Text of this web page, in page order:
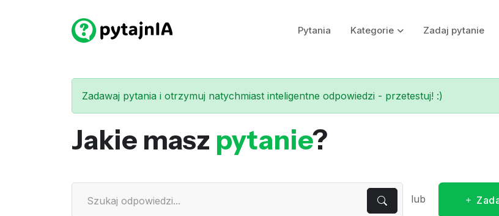
Pytania Kategorie Zadaj pytanie
Zadawaj pytania i otrzymuj natychmiast inteligentne odpowiedzi - przetestuj! :)
Jakie masz pytanie?
lub